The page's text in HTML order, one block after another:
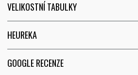
VELIKOSTNÍ TABULKY
HEUREKA
GOOGLE RECENZE